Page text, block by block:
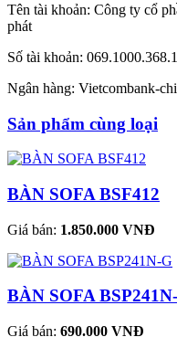
Tên tài khoản: Công ty cổ
phát
Số tài khoản:
Ngân hàng: Vietcombank-
Sản phẩm cùng loại
BÀN SOFA BSF412
Giá bán: 1.850.000 VNĐ
BÀN SOFA
Giá bán: 690.000 VNĐ